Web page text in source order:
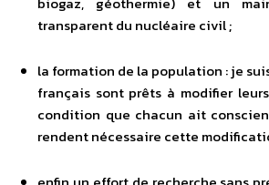
transparent du nucléaire civil ;
la formation de la population : je
français sont prêts à modifier
condition que chacun ait
rendent nécessaire cette